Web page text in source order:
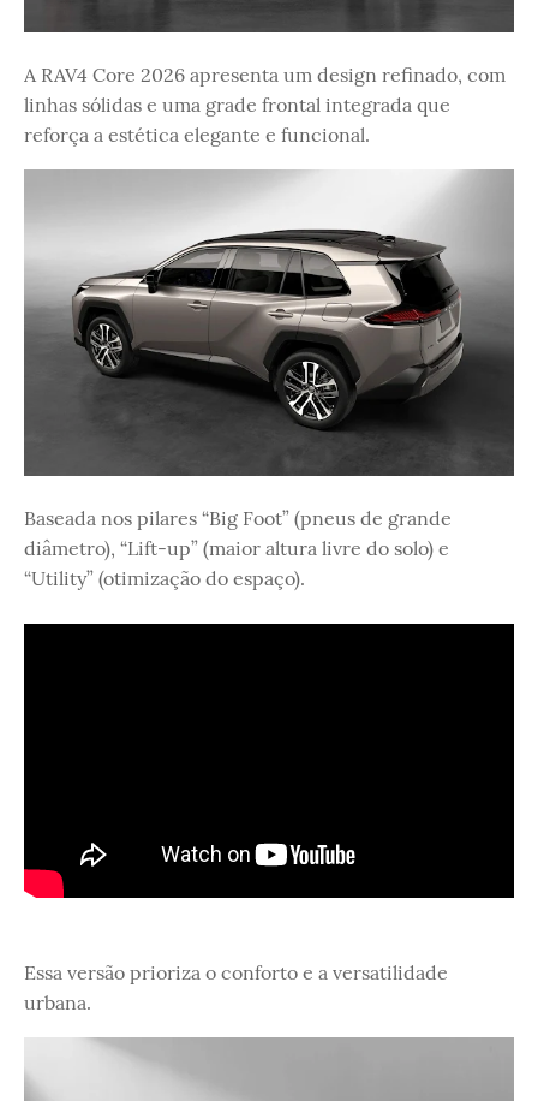
A RAV4 Core 2026 apresenta um design refinado, com
linhas sólidas e uma grade frontal integrada que
reforça a estética elegante e funcional.
Baseada nos pilares “Big Foot” (pneus de grande
diâmetro), “Lift-up” (maior altura livre do solo) e
“Utility” (otimização do espaço).
Essa versão prioriza o conforto e a versatilidade
urbana.